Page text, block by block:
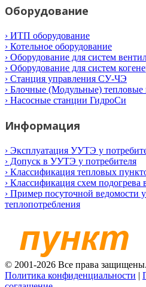
Оборудование
› ИТП оборудование
› Котельное оборудование
› Оборудование для систем
› Оборудование для систем
› Станция управления СУ-ЧЭ
› Блочные (Модульные)
› Насосные станции ГидроСи
Информация
› Эксплуатация УУТЭ у
› Допуск в УУТЭ у потребителя
› Классификация тепловых
› Классификация схем подогрева
› Пример посуточной ведомости
теплопотребления
© 2001-2026 Все права защищены.
Политика конфиденциальности |